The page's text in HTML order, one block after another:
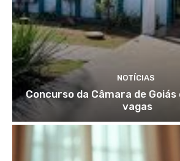
NOTÍCIAS
Concurso da Câmara de
vagas